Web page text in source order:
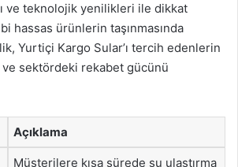
ve teknolojik yenilikleri ile dikkat
hassas ürünlerin taşınmasında
Yurtiçi Kargo Sular’ı tercih edenlerin
ve sektördeki rekabet gücünü
Açıklama
Müşterilere kısa sürede su ulaştırma